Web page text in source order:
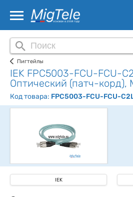
Пигтейлы
IEK FPC5003-FCU-FCU-
Оптический (патч-корд),
Код товара: FPC5003-FCU-FCU-
IEK